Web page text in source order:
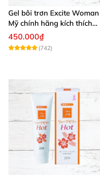
Gel bôi trơn Excite Woman
Mỹ chính hãng kích thích
khoái cảm nữ
450.000₫
(742)